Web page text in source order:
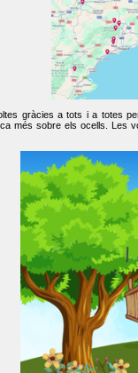
gràcies a tots i a totes
més sobre els ocells. Les